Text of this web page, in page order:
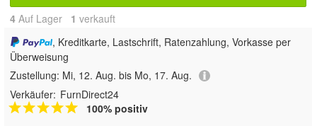
4 Auf Lager 1 verkauft
, Kreditkarte, Lastschrift, Ratenzahlung, Vorkasse per
Überweisung
Zustellung: Mi, 12. Aug. bis Mo, 17. Aug.
Verkäufer: FurnDirect24
100% positiv